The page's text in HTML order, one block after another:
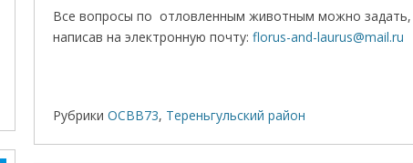
Все вопросы по отловленным животным можно задать,
написав на электронную почту: florus-and-laurus@mail.ru
Рубрики ОСВВ73, Тереньгульский район